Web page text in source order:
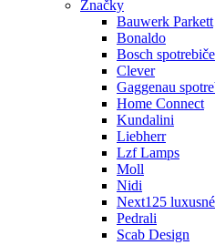
Značky
Bauwerk Parkett
Bonaldo
Bosch spotrebiče
Clever
Gaggenau
Home Connect
Kundalini
Liebherr
Lzf Lamps
Moll
Nidi
Next125
Pedrali
Scab Design